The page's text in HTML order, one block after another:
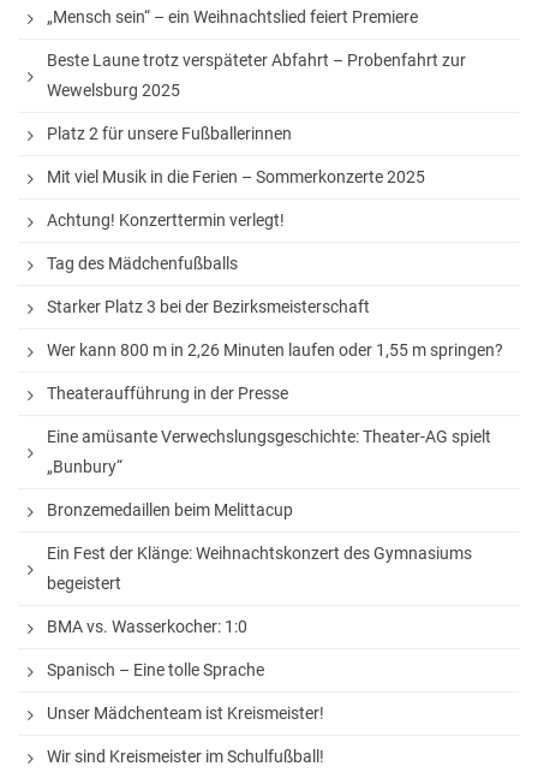
Musikschule
Stadtbücherei
Wirtschaft
Unsere Schule
Schule digital
Unterricht
Fächer
Unterrichtszeiten
Lernstand 8
Individuelle Förderung
„Mensch sein“ – ein Weihnachtslied feiert Premiere
Beste Laune trotz verspäteter Abfahrt – Probenfahrt zur
Wewelsburg 2025
Platz 2 für unsere Fußballerinnen
Mit viel Musik in die Ferien – Sommerkonzerte 2025
Achtung! Konzerttermin verlegt!
Tag des Mädchenfußballs
Starker Platz 3 bei der Bezirksmeisterschaft
Wer kann 800 m in 2,26 Minuten laufen oder 1,55 m springen?
Theateraufführung in der Presse
Eine amüsante Verwechslungsgeschichte: Theater-AG spielt
„Bunbury“
Bronzemedaillen beim Melittacup
Ein Fest der Klänge: Weihnachtskonzert des Gymnasiums
begeistert
BMA vs. Wasserkocher: 1:0
Spanisch – Eine tolle Sprache
Unser Mädchenteam ist Kreismeister!
Wir sind Kreismeister im Schulfußball!